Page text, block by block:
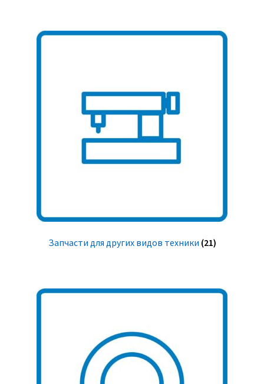
Запчасти для других видов техники (21)